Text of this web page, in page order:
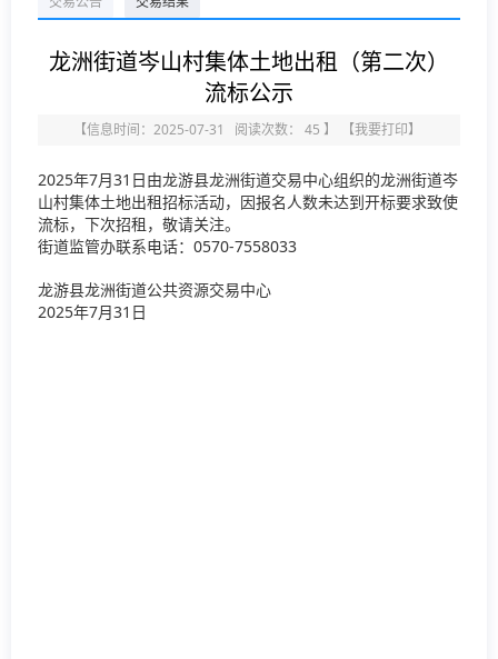
龙洲街道岑山村集体土地出租（第二次）
流标公示
【信息时间：2025-07-31 阅读次数： 45 】 【我要打印】
2025年7月31日由龙游县龙洲街道交易中心组织的龙洲街道岑
山村集体土地出租招标活动，因报名人数未达到开标要求致使
流标，下次招租，敬请关注。
街道监管办联系电话：0570-7558033
龙游县龙洲街道公共资源交易中心
2025年7月31日